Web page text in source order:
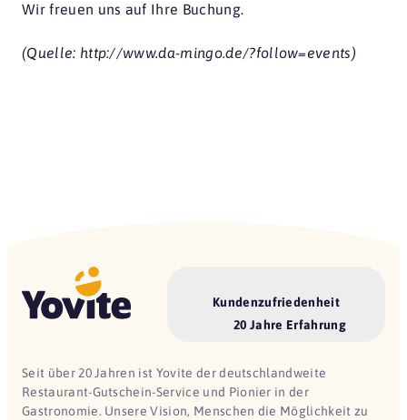
Wir freuen uns auf Ihre Buchung.
(Quelle: http://www.da-mingo.de/?follow=events)
Kundenzufriedenheit
20 Jahre Erfahrung
Seit über 20 Jahren ist Yovite der deutschlandweite
Restaurant-Gutschein-Service und Pionier in der
Gastronomie. Unsere Vision, Menschen die Möglichkeit zu